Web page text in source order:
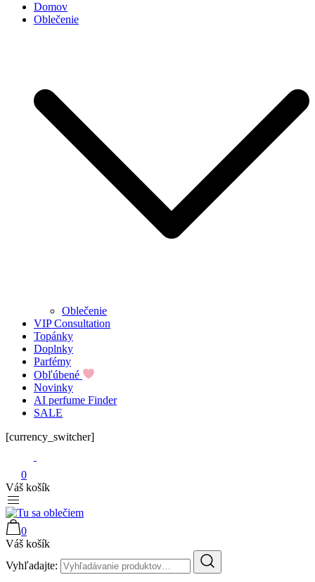
Domov
Oblečenie
Oblečenie
VIP Consultation
Topánky
Doplnky
Parfémy
Obľúbené
Novinky
AI perfume Finder
SALE
[currency_switcher]
0
Váš košík
Tu sa oblečiem
0
Váš košík
Vyhľadajte: